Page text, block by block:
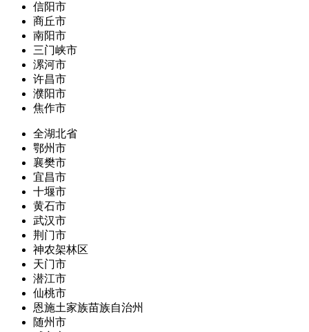
信阳市
商丘市
南阳市
三门峡市
漯河市
许昌市
濮阳市
焦作市
全湖北省
鄂州市
襄樊市
宜昌市
十堰市
黄石市
武汉市
荆门市
神农架林区
天门市
潜江市
仙桃市
恩施土家族苗族自治州
随州市